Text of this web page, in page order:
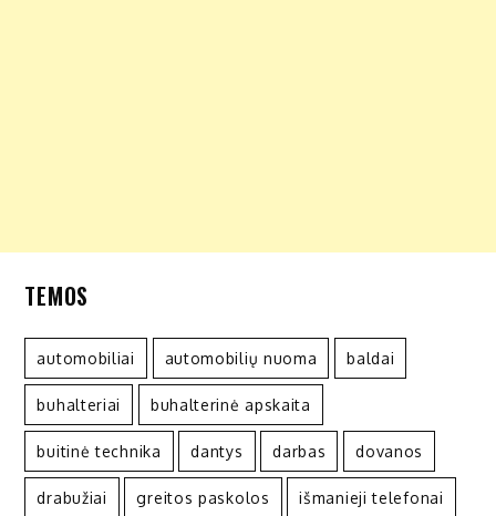
TEMOS
automobiliai automobilių nuoma baldai
buhalteriai buhalterinė apskaita
buitinė technika dantys darbas dovanos
drabužiai greitos paskolos išmanieji telefonai